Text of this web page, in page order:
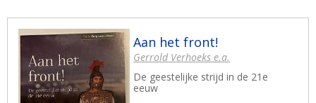
Aan het front!
Gerrold Verhoeks e.a.
De geestelijke strijd in de 21e
eeuw